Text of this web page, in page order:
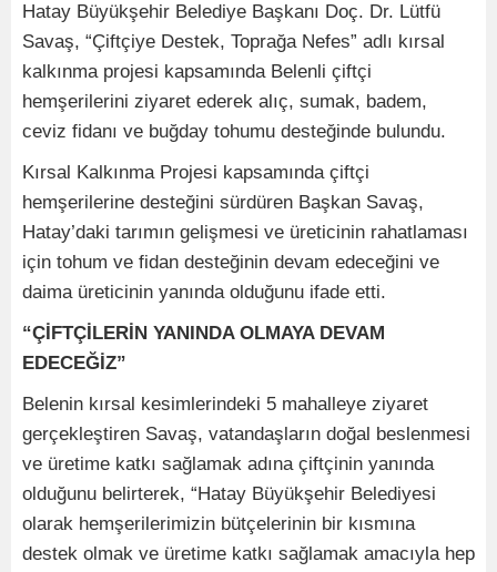
Hatay Büyükşehir Belediye Başkanı Doç. Dr. Lütfü
Savaş, “Çiftçiye Destek, Toprağa Nefes” adlı kırsal
kalkınma projesi kapsamında Belenli çiftçi
hemşerilerini ziyaret ederek alıç, sumak, badem,
ceviz fidanı ve buğday tohumu desteğinde bulundu.
Kırsal Kalkınma Projesi kapsamında çiftçi
hemşerilerine desteğini sürdüren Başkan Savaş,
Hatay’daki tarımın gelişmesi ve üreticinin rahatlaması
için tohum ve fidan desteğinin devam edeceğini ve
daima üreticinin yanında olduğunu ifade etti.
“ÇİFTÇİLERİN YANINDA OLMAYA DEVAM
EDECEĞİZ”
Belenin kırsal kesimlerindeki 5 mahalleye ziyaret
gerçekleştiren Savaş, vatandaşların doğal beslenmesi
ve üretime katkı sağlamak adına çiftçinin yanında
olduğunu belirterek, “Hatay Büyükşehir Belediyesi
olarak hemşerilerimizin bütçelerinin bir kısmına
destek olmak ve üretime katkı sağlamak amacıyla hep